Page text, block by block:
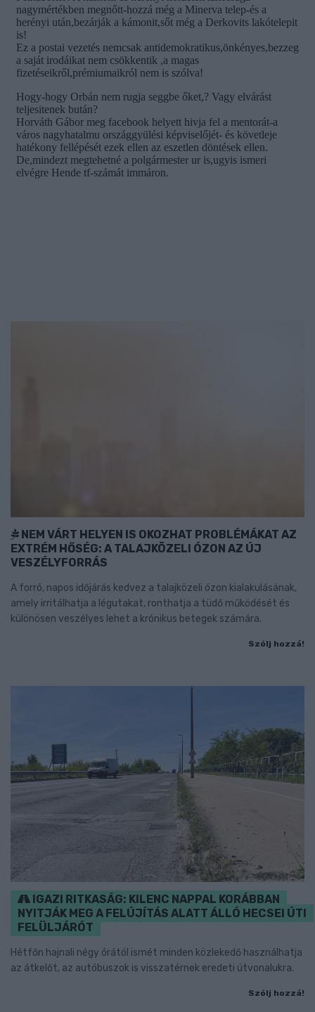
NEM VÁRT HELYEN IS OKOZHAT PROBLÉMÁKAT AZ
EXTRÉM HŐSÉG: A TALAJKÖZELI ÓZON AZ ÚJ
VESZÉLYFORRÁS
A forró, napos időjárás kedvez a talajközeli ózon kialakulásának,
amely irritálhatja a légutakat, ronthatja a tüdő működését és
különösen veszélyes lehet a krónikus betegek számára.
Szólj hozzá!
IGAZI RITKASÁG: KILENC NAPPAL KORÁBBAN
NYITJÁK MEG A FELÚJÍTÁS ALATT ÁLLÓ HECSEI ÚTI
FELÜLJÁRÓT
Hétfőn hajnali négy órától ismét minden közlekedő használhatja
az átkelőt, az autóbuszok is visszatérnek eredeti útvonalukra.
Szólj hozzá!